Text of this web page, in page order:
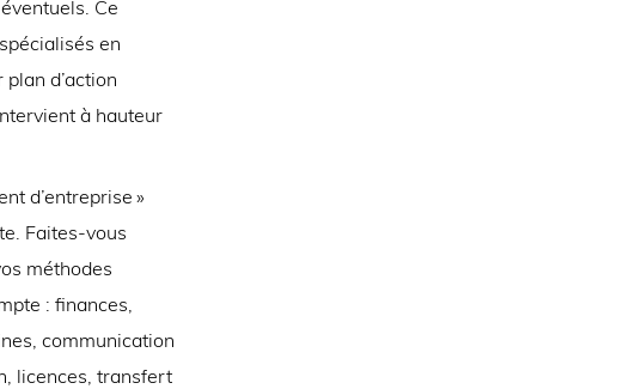
Ce
en
d’action
à hauteur
d’entreprise »
Faites-vous
méthodes
: finances,
communication
licences, transfert